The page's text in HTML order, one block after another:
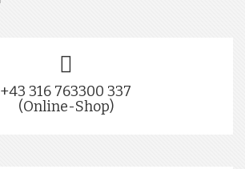
+43 316 763300 337
(Online-Shop)